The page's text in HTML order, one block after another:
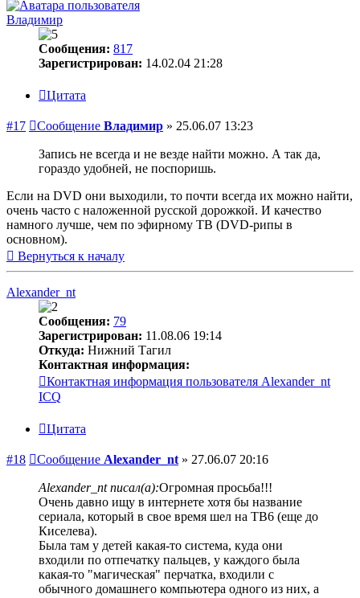
Владимир
Сообщения: 817
Зарегистрирован: 14.02.04 21:28
Цитата
#17 Сообщение Владимир » 25.06.07 13:23
Запись не всегда и не везде найти можно. А так да,
гораздо удобней, не поспоришь.
Если на DVD они выходили, то почти всегда их можно найти,
очень часто с наложенной русской дорожкой. И качество
намного лучше, чем по эфирному ТВ (DVD-рипы в
основном).
Вернуться к началу
Alexander_nt
Сообщения: 79
Зарегистрирован: 11.08.06 19:14
Откуда: Нижний Тагил
Контактная информация:
Контактная информация пользователя Alexander_nt
ICQ
Цитата
#18 Сообщение Alexander_nt » 27.06.07 20:16
Alexander_nt писал(а):Огромная просьба!!!
Очень давно ищу в интернете хотя бы название
сериала, который в свое время шел на ТВ6 (еще до
Киселева).
Была там у детей какая-то система, куда они
входили по отпечатку пальцев, у каждого была
какая-то "магическая" перчатка, входили с
обычного домашнего компьютера одного из них, а